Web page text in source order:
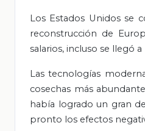
Los Estados Unidos se
reconstrucción de
salarios, incluso se llegó
Las tecnologías
cosechas más
había logrado un gran
pronto los efectos